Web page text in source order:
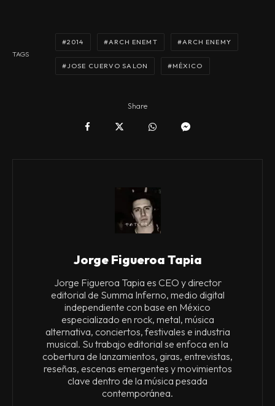
TAGS
2014 ARCH ENEMT ARCH ENEMY
JOSE CUERVO SALON MÉXICO
Share
Jorge Figueroa Tapia
Jorge Figueroa Tapia es CEO y director
editorial de Summa Inferno, medio digital
independiente con base en México
especializado en rock, metal, música
alternativa, conciertos, festivales e industria
musical. Su trabajo editorial se enfoca en la
cobertura de lanzamientos, giras, entrevistas,
reseñas, escenas emergentes y movimientos
clave dentro de la música pesada
contemporánea.